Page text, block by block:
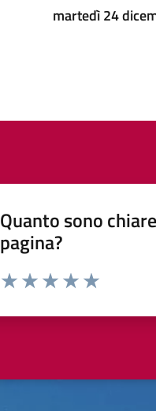
martedì 24
Quanto sono
pagina?
Valuta da 1 a 5 stelle la pagina